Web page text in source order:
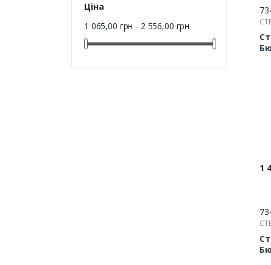
Ціна
1 065,00 грн - 2 556,00 грн
1